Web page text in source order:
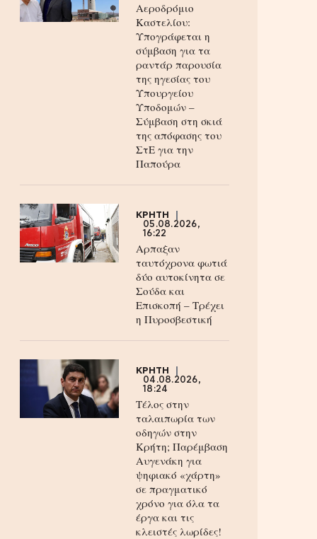
Αεροδρόμιο
Καστελίου:
Υπογράφεται η
σύμβαση για τα
ραντάρ παρουσία
της ηγεσίας του
Υπουργείου
Υποδομών –
Σύμβαση στη σκιά
της απόφασης του
ΣτΕ για την
Παπούρα
ΚΡΗΤΗ
05.08.2026,
16:22
Αρπαξαν
ταυτόχρονα φωτιά
δύο αυτοκίνητα σε
Σούδα και
Επισκοπή – Τρέχει
η Πυροσβεστική
ΚΡΗΤΗ
04.08.2026,
18:24
Τέλος στην
ταλαιπωρία των
οδηγών στην
Κρήτη; Παρέμβαση
Αυγενάκη για
ψηφιακό «χάρτη»
σε πραγματικό
χρόνο για όλα τα
έργα και τις
κλειστές λωρίδες!